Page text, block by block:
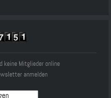
keine Mitglieder online
anmelden